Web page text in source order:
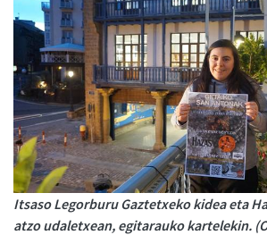
Itsaso Legorburu Gaztetxeko kidea eta
atzo udaletxean, egitarauko kartelekin.